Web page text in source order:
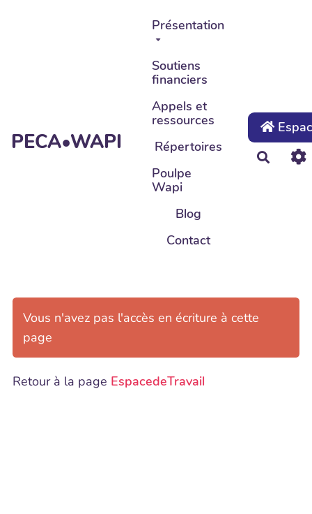
Aller au contenu principal
PECA•WAPI
Présentation
Soutiens
financiers
Appels et
ressources
Répertoires
Poulpe
Wapi
Blog
Contact
Vous n'avez pas l'accès en écriture à cette
page
Retour à la page EspacedeTravail